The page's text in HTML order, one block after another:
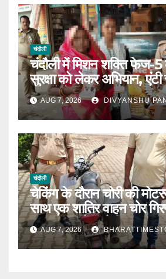
चंदौली
चंदौली में मिशन शक्ति फेज-5
सुरक्षा को लेकर अभियान, एंटी
बाजारों में किया जागरूक|
AUG 7, 2026 DIVYANSHU
चंदौली
चेकिंग के दौरान चोरी की
साथ एक शातिर वाहन चोर
मुकदमों का है आरोपी l
AUG 7, 2026